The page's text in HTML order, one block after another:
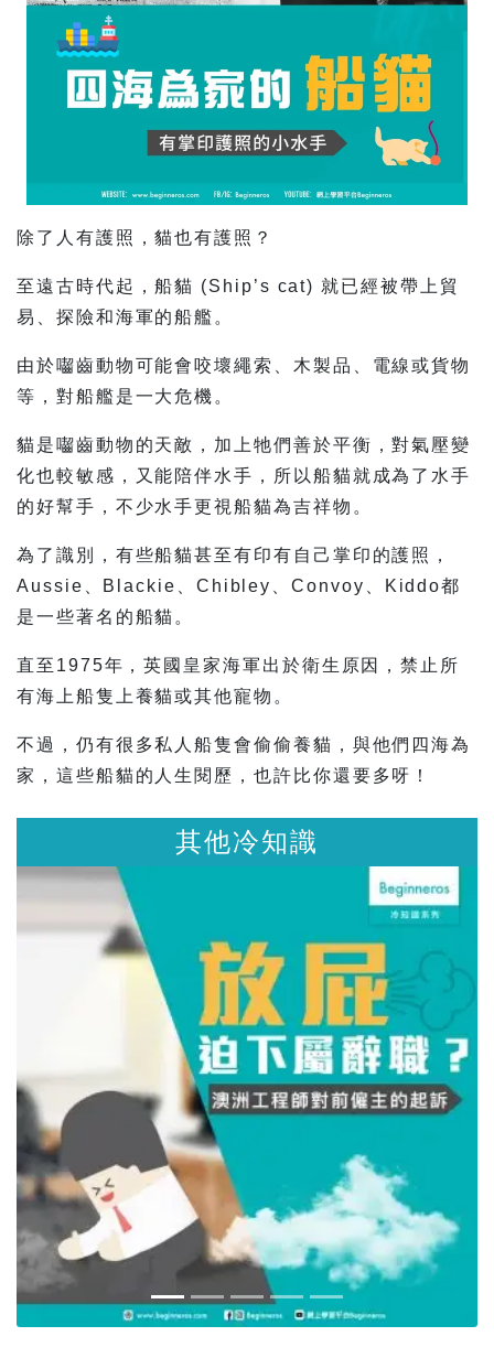
除了人有護照，貓也有護照？
至遠古時代起，船貓 (Ship’s cat) 就已經被帶上貿
易、探險和海軍的船艦。
由於囓齒動物可能會咬壞繩索、木製品、電線或貨物
等，對船艦是一大危機。
貓是囓齒動物的天敵，加上牠們善於平衡，對氣壓變
化也較敏感，又能陪伴水手，所以船貓就成為了水手
的好幫手，不少水手更視船貓為吉祥物。
為了識別，有些船貓甚至有印有自己掌印的護照，
Aussie、Blackie、Chibley、Convoy、Kiddo都
是一些著名的船貓。
直至1975年，英國皇家海軍出於衛生原因，禁止所
有海上船隻上養貓或其他寵物。
不過，仍有很多私人船隻會偷偷養貓，與他們四海為
家，這些船貓的人生閱歷，也許比你還要多呀！